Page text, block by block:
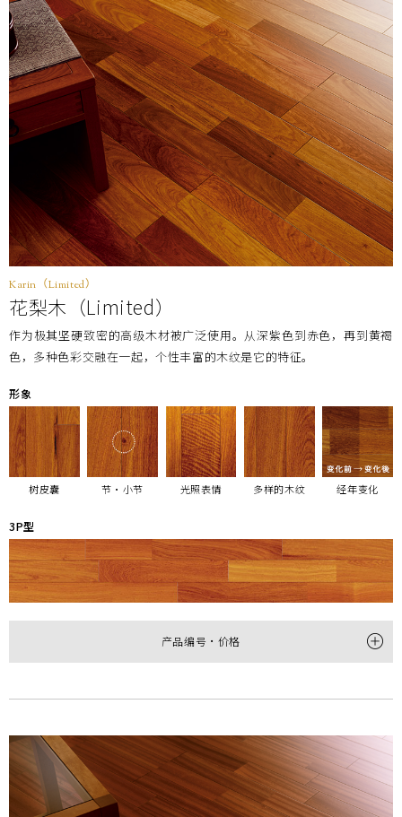
每梱包装数
价格(不含税)
6枚(1坪＝3.3㎡)装
￥44,000/梱(￥13,340/㎡)
Karin（Limited）
花梨木（Limited）
作为极其坚硬致密的高级木材被广泛使用。从深紫色到赤色，再到黄褐
色，多种色彩交融在一起，个性丰富的木纹是它的特征。
形象
树皮囊 节・小节 光照表情 多样的木纹 经年变化
3P型
产品编号・价格
尺寸 (厚×宽×长㎜)
每梱包装数
12×303×1,818
6枚(1坪＝3.3㎡)装